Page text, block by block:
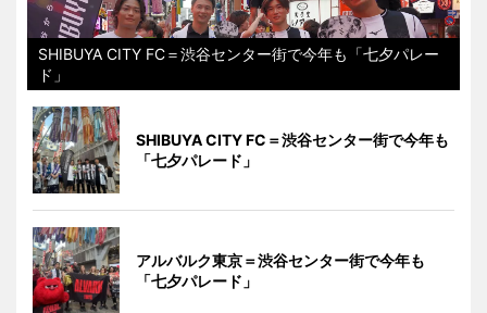
SHIBUYA CITY FC＝渋谷センター街で今年も「七夕パレー
ド」
SHIBUYA CITY FC＝渋谷センター街で今年も
「七夕パレード」
アルバルク東京＝渋谷センター街で今年も
「七夕パレード」